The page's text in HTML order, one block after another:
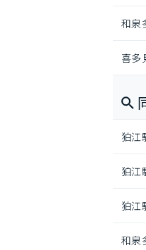
和泉
喜多
狛江
狛江
狛江
和泉